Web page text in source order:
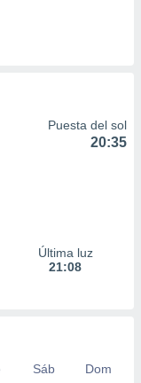
Puesta del sol
20:35
Última luz
21:08
Sáb
Dom